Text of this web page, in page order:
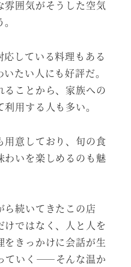
雰囲気がそうした空気
している料理もある
たい人にも好評だ。
ることから、家族への
用する人も多い。
用意しており、旬の食
わいを楽しめるのも魅
ら続いてきたこの店
ではなく、人と人を
をきっかけに会話が生
ていく――そんな温か